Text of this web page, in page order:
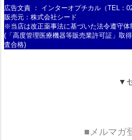
広告文責 ： インターオプチカル（TEL：
販売元：株式会社シード
※当店は改正薬事法に基づいた法令遵守体
(「高度管理医療機器等販売業許可証」取
査合格)
▼
■メルマガ